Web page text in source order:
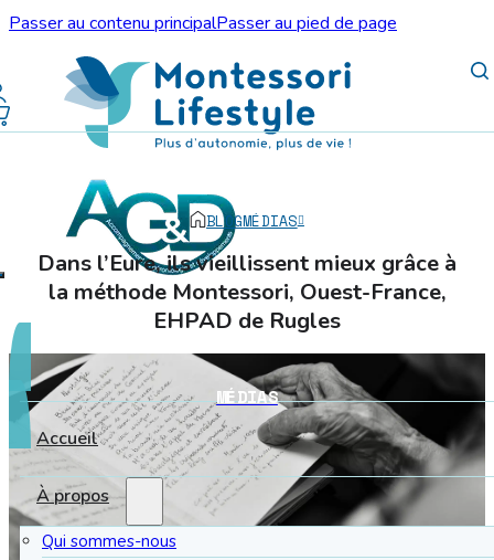
Passer au contenu principalPasser au pied de page
Accueil
À propos
Qui sommes-nous
BLOGMÉDIAS
Dans l’Eure, ils vieillissent mieux grâce à
la méthode Montessori, Ouest-France,
EHPAD de Rugles
MÉDIAS